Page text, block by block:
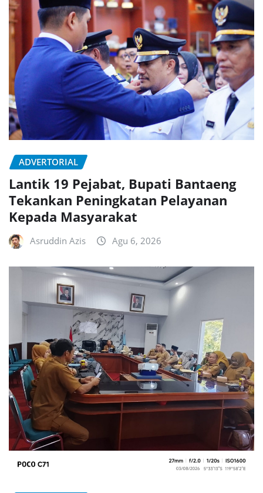
ADVERTORIAL
Lantik 19 Pejabat, Bupati Bantaeng
Tekankan Peningkatan Pelayanan
Kepada Masyarakat
Asruddin Azis Agu 6, 2026